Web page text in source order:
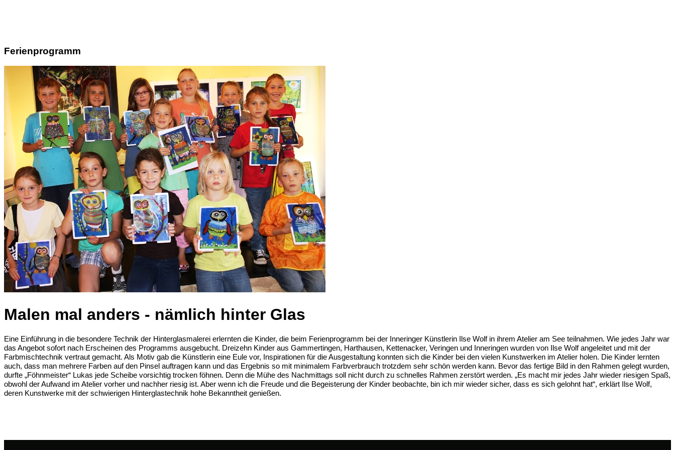
Ferienprogramm
Malen mal anders - nämlich hinter Glas
Eine Einführung in die besondere Technik der Hinterglasmalerei erlernten die Kinder, die beim Ferienprogramm bei der Inneringer Künstlerin Ilse Wolf in ihrem Atelier am See teilnahmen. Wie jedes Jahr war
das Angebot sofort nach Erscheinen des Programms ausgebucht. Dreizehn Kinder aus Gammertingen, Harthausen, Kettenacker, Veringen und Inneringen wurden von Ilse Wolf angeleitet und mit der
Farbmischtechnik vertraut gemacht. Als Motiv gab die Künstlerin eine Eule vor, Inspirationen für die Ausgestaltung konnten sich die Kinder bei den vielen Kunstwerken im Atelier holen. Die Kinder lernten
auch, dass man mehrere Farben auf den Pinsel auftragen kann und das Ergebnis so mit minimalem Farbverbrauch trotzdem sehr schön werden kann. Bevor das fertige Bild in den Rahmen gelegt wurden,
durfte „Föhnmeister“ Lukas jede Scheibe vorsichtig trocken föhnen. Denn die Mühe des Nachmittags soll nicht durch zu schnelles Rahmen zerstört werden. „Es macht mir jedes Jahr wieder riesigen Spaß,
obwohl der Aufwand im Atelier vorher und nachher riesig ist. Aber wenn ich die Freude und die Begeisterung der Kinder beobachte, bin ich mir wieder sicher, dass es sich gelohnt hat“, erklärt Ilse Wolf,
deren Kunstwerke mit der schwierigen Hinterglastechnik hohe Bekanntheit genießen.